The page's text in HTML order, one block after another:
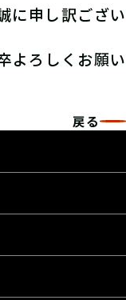
に申し訳ござい
よろしくお願い
戻る